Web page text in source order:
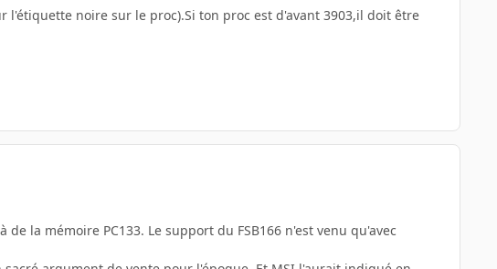
l'étiquette noire sur le proc).Si ton proc est d'avant 3903,il doit être
la mémoire PC133. Le support du FSB166 n'est venu qu'avec